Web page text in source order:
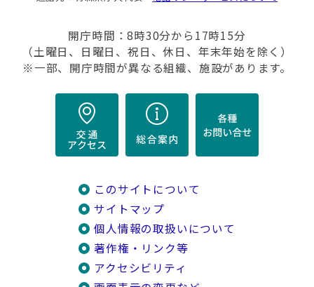
開庁時間：8時30分から17時15分
（土曜日、日曜日、祝日、休日、年末年始を除く）
※一部、開庁時間が異なる組織、施設があります。
このサイトについて
サイトマップ
個人情報の取扱いについて
著作権・リンク等
アクセシビリティ